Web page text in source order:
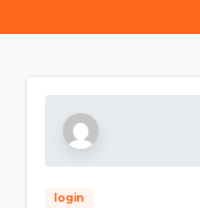
login